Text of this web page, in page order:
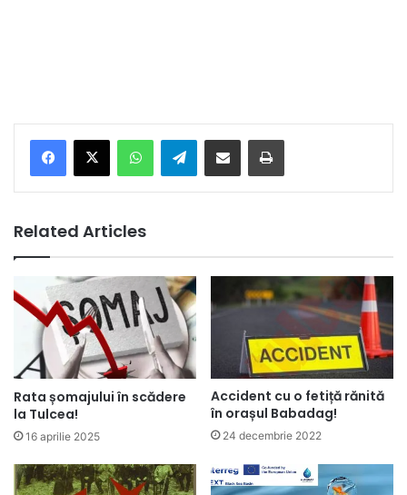
Telegram
Related Articles
Rata șomajului în scădere
la Tulcea!
16 aprilie 2025
Accident cu o fetiță rănită
în orașul Babadag!
24 decembrie 2022